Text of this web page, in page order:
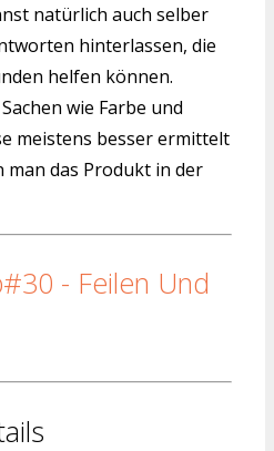
natürlich auch selber
hinterlassen, die
helfen können.
wie Farbe und
meistens besser ermittelt
das Produkt in der
- Feilen Und